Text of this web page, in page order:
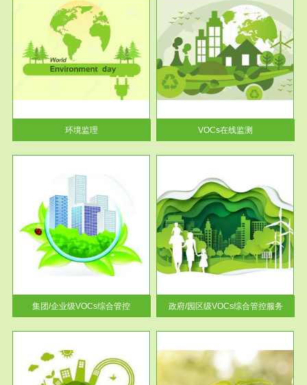
环境监理
服务范围
VOCs在线监测
根据《重点区域大气污染防
治“十二五”规划》有机废气净化
率达...
VOCs在线监测
集团/企业级VOCs综合管控
服务范围
政府/园区级VOCs综合管控服务
根据《石化行业挥发性有机物综
合整治方案》文件要求，到2017
年，全...
政府/园区级VOCs综合管控服务
服务范围